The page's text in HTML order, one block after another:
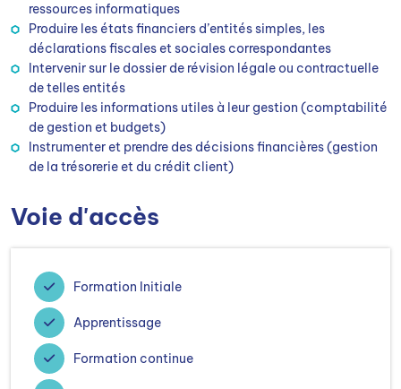
ressources informatiques
Produire les états financiers d’entités simples, les
déclarations fiscales et sociales correspondantes
Intervenir sur le dossier de révision légale ou contractuelle
de telles entités
Produire les informations utiles à leur gestion (comptabilité
de gestion et budgets)
Instrumenter et prendre des décisions financières (gestion
de la trésorerie et du crédit client)
Voie d'accès
Formation Initiale
Apprentissage
Formation continue